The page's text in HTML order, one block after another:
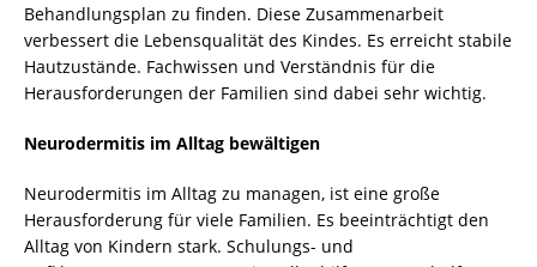
Behandlungsplan zu finden. Diese Zusammenarbeit
verbessert die Lebensqualität des Kindes. Es erreicht stabile
Hautzustände. Fachwissen und Verständnis für die
Herausforderungen der Familien sind dabei sehr wichtig.
Neurodermitis im Alltag bewältigen
Neurodermitis im Alltag zu managen, ist eine große
Herausforderung für viele Familien. Es beeinträchtigt den
Alltag von Kindern stark. Schulungs- und